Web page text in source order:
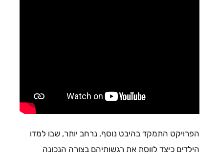
הפרויקט התמקד בהיבט נוסף, נרחב יותר, שבו למדו
הילדים כיצד לווסת את רגשותיהם בצורה הנכונה